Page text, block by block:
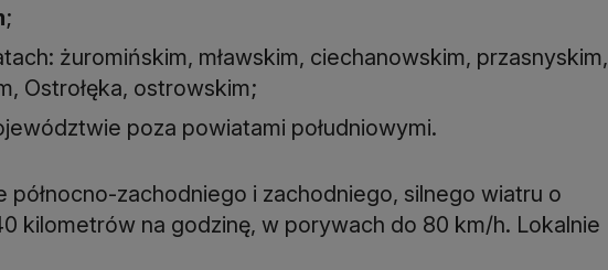
;
żuromińskim, mławskim, ciechanowskim, przasnyskim,
Ostrołęka, ostrowskim;
poza powiatami południowymi.
północno-zachodniego i zachodniego, silnego wiatru o
kilometrów na godzinę, w porywach do 80 km/h. Lokalnie